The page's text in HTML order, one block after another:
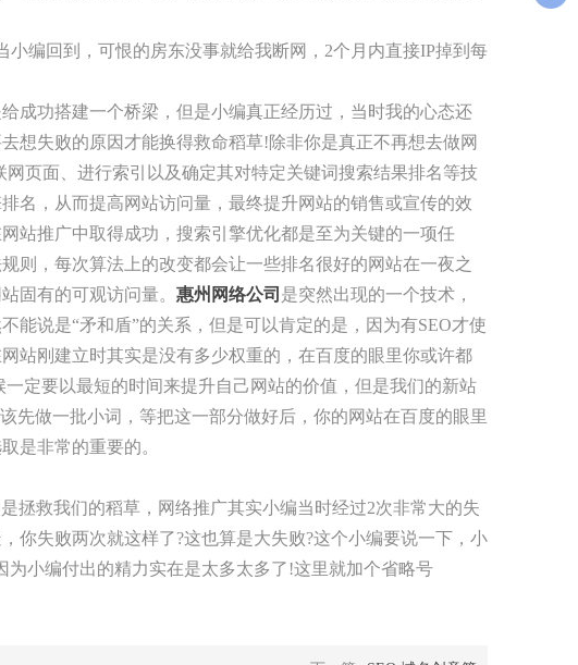
编回到，可恨的房东没事就给我断网，2个月内直接IP掉到每
成功搭建一个桥梁，但是小编真正经历过，当时我的心态还
想失败的原因才能换得救命稻草!除非你是真正不再想去做网
页面、进行索引以及确定其对特定关键词搜索结果排名等技
名，从而提高网站访问量，最终提升网站的销售或宣传的效
站推广中取得成功，搜索引擎优化都是至为关键的一项任
则，每次算法上的改变都会让一些排名很好的网站在一夜之
固有的可观访问量。 惠州网络公司 是突然出现的一个技术，
能说是“矛和盾”的关系，但是可以肯定的是，因为有SEO才使
站刚建立时其实是没有多少权重的，在百度的眼里你或许都
定要以最短的时间来提升自己网站的价值，但是我们的新站
先做一批小词，等把这一部分做好后，你的网站在百度的眼里
是非常的重要的。
拯救我们的稻草，网络推广其实小编当时经过2次非常大的失
你失败两次就这样了?这也算是大失败?这个小编要说一下，小
小编付出的精力实在是太多太多了!这里就加个省略号